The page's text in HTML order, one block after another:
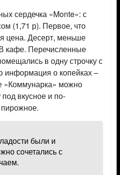
сердечка «Monte»: с
(1,71 р). Первое, что
цена. Десерт, меньше
кафе. Перечисленные
в одну строчку с
информация о копейках –
«Коммунарка» можно
вкусное и по-
были и
сочетались с